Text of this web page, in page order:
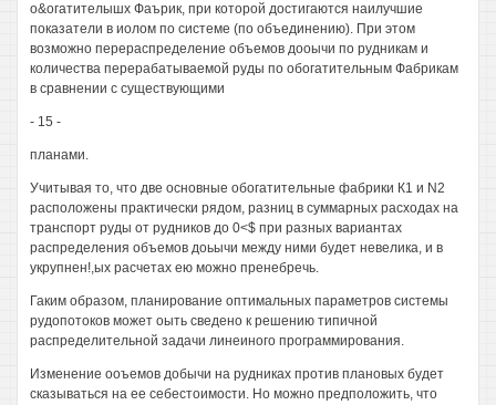
о&огатителышх Фаърик, при которой достигаются наилучшие
показатели в иолом по системе (по объединению). При этом
возможно перераспределение объемов дооычи по рудникам и
количества перерабатываемой руды по обогатительным Фабрикам
в сравнении с существующими
- 15 -
планами.
Учитывая то, что две основные обогатительные фабрики К1 и N2
расположены практически рядом, разниц в суммарных расходах на
транспорт руды от рудников до 0<$ при разных вариантах
распределения объемов доьычи между ними будет невелика, и в
укрупнен!,ых расчетах ею можно пренебречь.
Гаким образом, планирование оптимальных параметров системы
рудопотоков может оыть сведено к решению типичной
распределительной задачи линеиного программирования.
Изменение ооъемов добычи на рудниках против плановых будет
сказываться на ее себестоимости. Но можно предположить, что